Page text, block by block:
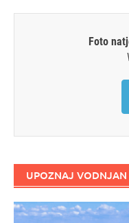
Foto
UPOZNAJ VODNJAN